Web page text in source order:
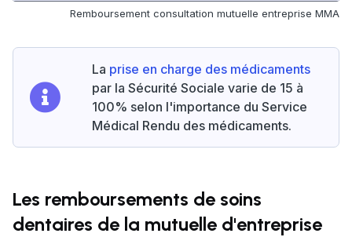
Remboursement consultation mutuelle entreprise MMA
La prise en charge des médicaments
par la Sécurité Sociale varie de 15 à
100% selon l'importance du Service
Médical Rendu des médicaments.
Les remboursements de soins
dentaires de la mutuelle d'entreprise